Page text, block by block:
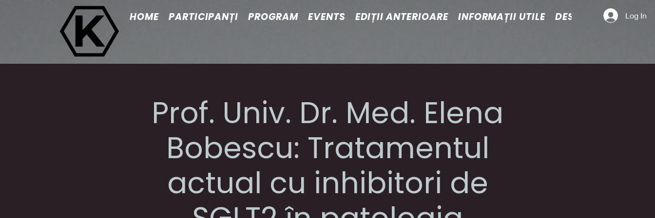
Log In
HOME PARTICIPANȚI PROGRAM EVENTS EDIȚII ANTERIOARE INFORMAȚII UTILE DESPRE NOI
Prof. Univ. Dr. Med. Elena
Bobescu: Tratamentul
actual cu inhibitori de